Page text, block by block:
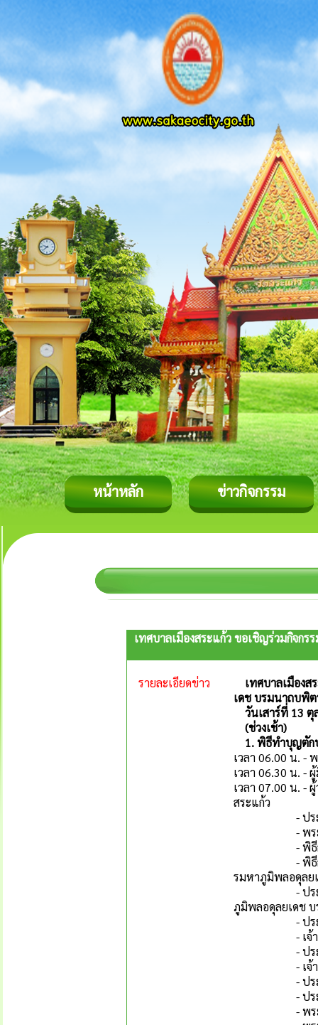
หน้าหลัก ข่าวกิจกรรม
เทศบาลเมืองสระแก้ว ขอเชิญร่วมกิจก
รายละเอียดข่าว
เทศบาลเมือง
เดช บรมนาถบพิ
วันเสาร์ที่ 13 ตุ
(ช่วงเช้า)
1. พิธีทำบุญตัก
เวลา 06.00 น. -
เวลา 06.30 น. -
เวลา 07.00 น. -
สระแก้ว
- ประธาน
- พระสงฆ์ จ
- พิธีกรเชิญป
- พิธีกรเชิญป
รมหาภูมิพลอดุลย
- ประธานใน
ภูมิพลอดุลยเดช
- ประธาน
- เจ้าหน้า
- ประธานสง
- เจ้าหน้าที่
- ประธานใน
- ประธานท
- พระสงฆ์